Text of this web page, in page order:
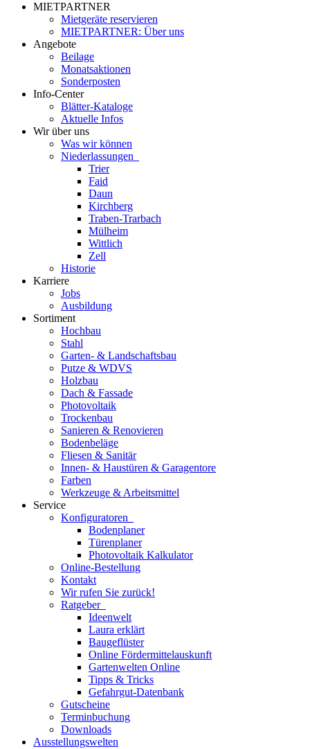
MIETPARTNER
Mietgeräte reservieren
MIETPARTNER: Über uns
Angebote
Beilage
Monatsaktionen
Sonderposten
Info-Center
Blätter-Kataloge
Aktuelle Infos
Wir über uns
Was wir können
Niederlassungen
Trier
Faid
Daun
Kirchberg
Traben-Trarbach
Mülheim
Wittlich
Zell
Historie
Karriere
Jobs
Ausbildung
Sortiment
Hochbau
Stahl
Garten- & Landschaftsbau
Putze & WDVS
Holzbau
Dach & Fassade
Photovoltaik
Trockenbau
Sanieren & Renovieren
Bodenbeläge
Fliesen & Sanitär
Innen- & Haustüren & Garagentore
Farben
Werkzeuge & Arbeitsmittel
Service
Konfiguratoren
Bodenplaner
Türenplaner
Photovoltaik Kalkulator
Online-Bestellung
Kontakt
Wir rufen Sie zurück!
Ratgeber
Ideenwelt
Laura erklärt
Baugeflüster
Online Fördermittelauskunft
Gartenwelten Online
Tipps & Tricks
Gefahrgut-Datenbank
Gutscheine
Terminbuchung
Downloads
Ausstellungswelten